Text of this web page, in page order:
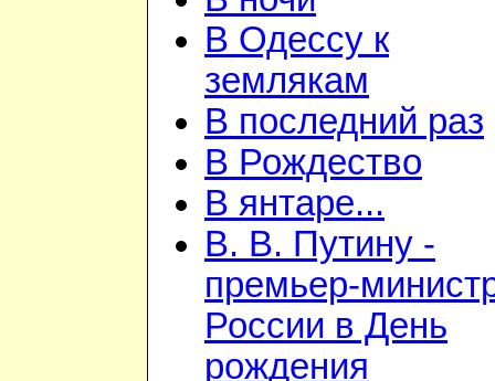
В Одессу к
землякам
В последний раз
В Рождество
В янтаре...
В. В. Путину -
премьер-
России в День
рождения